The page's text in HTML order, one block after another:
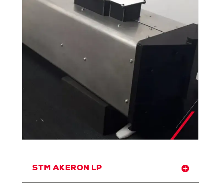
STM AKERON LP